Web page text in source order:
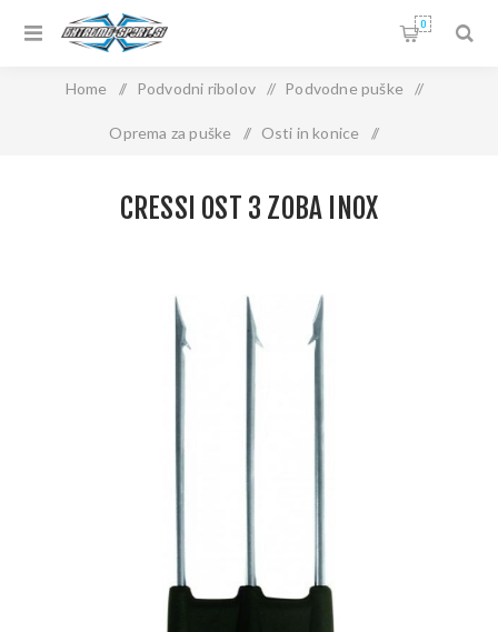
0
Home / Podvodni ribolov / Podvodne puške /
Oprema za puške / Osti in konice /
CRESSI OST 3 ZOBA INOX